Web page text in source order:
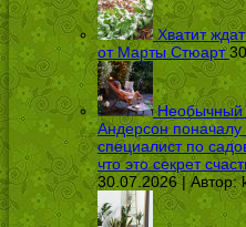
Хватит
от Марты Стюарт
Необычный
Андерсон
специалист по
что это секрет
30.07.2026 | Автор: